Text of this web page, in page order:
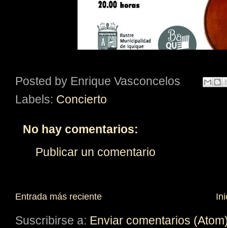
Posted by Enrique Vasconcelos
Labels: Concierto
No hay comentarios:
Publicar un comentario
Entrada más reciente
Suscribirse a: Enviar comentarios